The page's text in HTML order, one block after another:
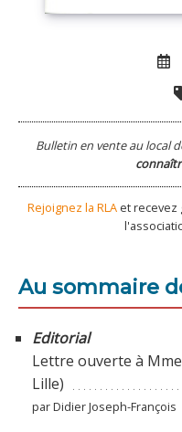
Bulletin en vente au local
Rejoignez la RLAet recevez
Au sommaire
Editorial
Lettre ouverte à
Lille)
par Didier Joseph-François